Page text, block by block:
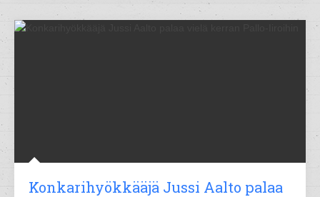
Konkarihyökkääjä Jussi Aalto palaa